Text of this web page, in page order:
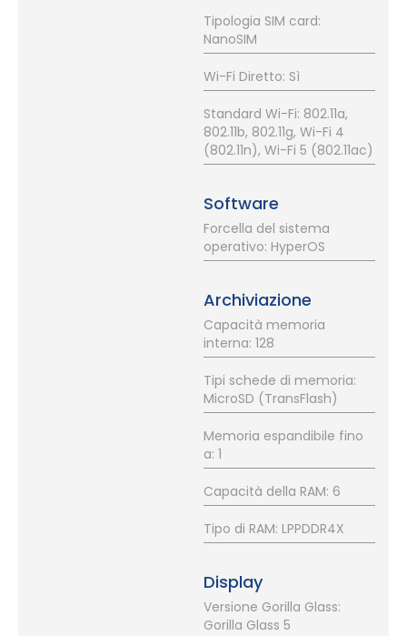
Tipologia SIM card:
NanoSIM
Wi-Fi Diretto: Sì
Standard Wi-Fi: 802.11a,
802.11b, 802.11g, Wi-Fi 4
(802.11n), Wi-Fi 5 (802.11ac)
Software
Forcella del sistema
operativo: HyperOS
Archiviazione
Capacità memoria
interna: 128
Tipi schede di memoria:
MicroSD (TransFlash)
Memoria espandibile fino
a: 1
Capacità della RAM: 6
Tipo di RAM: LPPDDR4X
Display
Versione Gorilla Glass:
Gorilla Glass 5